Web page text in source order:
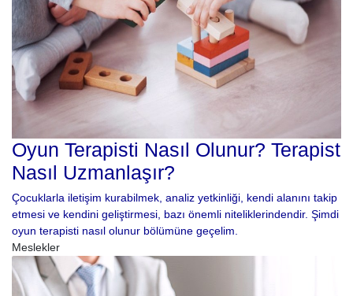
Oyun Terapisti Nasıl Olunur? Terapist
Nasıl Uzmanlaşır?
Çocuklarla iletişim kurabilmek, analiz yetkinliği, kendi alanını takip
etmesi ve kendini geliştirmesi, bazı önemli niteliklerindendir. Şimdi
oyun terapisti nasıl olunur bölümüne geçelim.
Meslekler